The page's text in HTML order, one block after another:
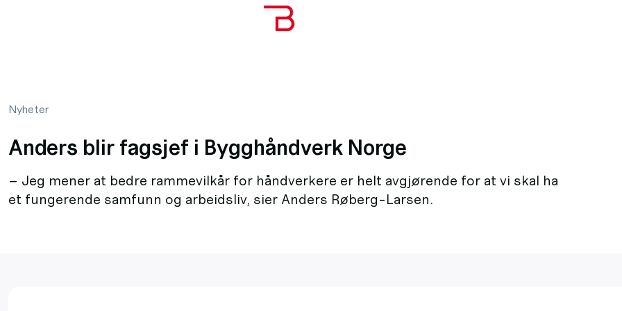
Nyheter
Anders blir fagsjef i Bygghåndverk Norge
– Jeg mener at bedre rammevilkår for håndverkere er helt avgjørende for at vi skal ha
et fungerende samfunn og arbeidsliv, sier Anders Røberg-Larsen.